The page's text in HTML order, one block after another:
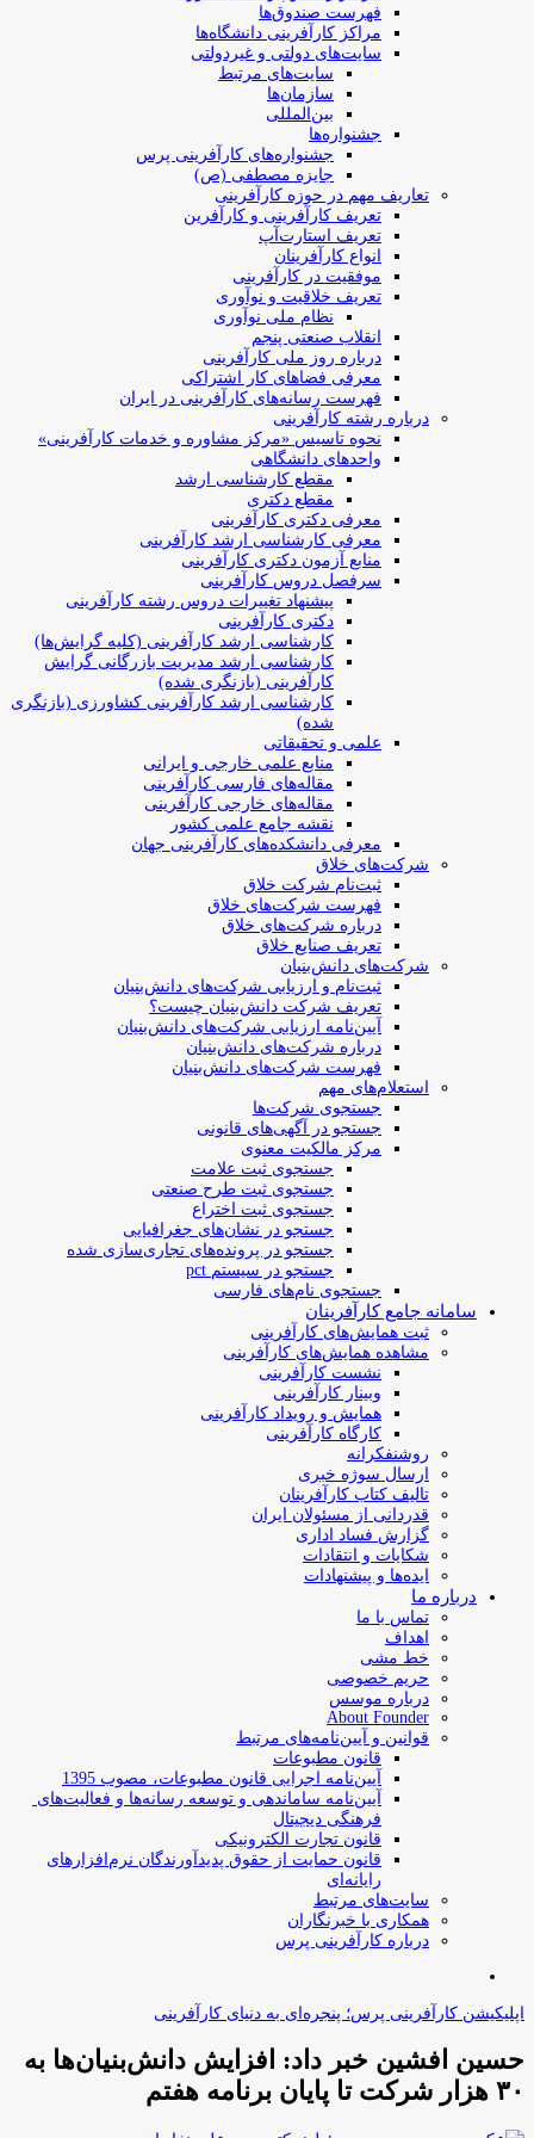
فهرست صندوق‌ها
مراکز کارآفرینی دانشگاه‌ها
سایت‌های دولتی و غیردولتی
سایت‌های مرتبط
سازمان‌ها
بین‌المللی
جشنواره‌ها
جشنواره‌های کارآفرینی‌ پرس
جایزه مصطفی (ص)
تعاریف مهم در حوزه کارآفرینی
تعریف کارآفرینی و کارآفرین
تعریف استارت‌آپ
انواع کارآفرینان
موفقیت در کارآفرینی
تعریف خلاقیت و نوآوری
نظام ملی نوآوری
انقلاب صنعتی پنجم
درباره روز ملی کارآفرینی
معرفی فضاهای کار اشتراکی
فهرست رسانه‌های کارآفرینی در ایران
درباره رشته کارآفرینی
نحوه تاسیس «مرکز مشاوره و خدمات کارآفرینی»
واحدهای دانشگاهی
مقطع کارشناسی ارشد
مقطع دکتری
معرفی دکتری کارآفرینی
معرفی کارشناسی ارشد کارآفرینی
منابع آزمون دکتری کارآفرینی
سرفصل دروس کارآفرینی
پیشنهاد تغییرات دروس رشته کارآفرینی
دکتری کارآفرینی
کارشناسی ارشد کارآفرینی (کلیه گرایش‌ها)
کارشناسی ارشد مدیریت بازرگانی گرایش
کارآفرینی (بازنگری شده)
کارشناسی ارشد کارآفرینی کشاورزی (بازنگری
شده)
علمی و تحقیقاتی
منابع علمی خارجی و ایرانی
مقاله‌های فارسی کارآفرینی
مقاله‌های خارجی کارآفرینی
نقشه جامع علمی کشور
معرفی دانشکده‌های کارآفرینی جهان
شرکت‌های خلاق
ثبت‌نام شرکت خلاق
فهرست شرکت‌های خلاق
درباره شرکت‌های خلاق
تعریف صنایع خلاق
شرکت‌های دانش‌بنیان
ثبت‌نام و ارزیابی شرکت‌های دانش‌بنیان
تعریف شرکت دانش‌بنیان چیست؟
آیین‌نامه ارزیابی شرکت‌های دانش‌بنیان
درباره شرکت‌های دانش‌بنیان
فهرست شرکت‌های دانش‌بنیان
استعلام‌های مهم
جستجوی شرکت‌ها
جستجو در آگهی‌های قانونی
مرکز مالکیت معنوی
جستجوی ثبت علامت
جستجوی ثبت طرح صنعتی
جستجوی ثبت اختراع
جستجو در نشان‌های جغرافیایی
جستجو در پرونده‌های تجاری‌سازی شده
جستجو در سیستم pct
جستجوی نام‌های فارسی
سامانه جامع کارآفرینان
ثبت همایش‌های کارآفرینی
مشاهده همایش‌های کارآفرینی
نشست کارآفرینی
وبینار کارآفرینی
همایش و رویداد کارآفرینی
کارگاه کارآفرینی
روشنفکرانه
ارسال سوژه‌ خبری
تالیف کتاب کارآفرینان
قدردانی از مسئولان ایران
گزارش فساد اداری
شکایات و انتقادات
ایده‌ها و پیشنهادات
درباره ما
تماس با ما
اهداف
خط مشی
حریم خصوصی
درباره موسس
About Founder
قوانین و آیین‌نامه‌های مرتبط
‌قانون مطبوعات
آیین‌نامه اجرایی قانون مطبوعات، مصوب 1395
آیین‌نامه سامان­دهی و توسعه رسانه­‌ها و فعالیت‌­های
فرهنگی دیجیتال
قانون تجارت الکترونیکی
قانون حمایت از حقوق پدیدآورندگان نرم‌افزارهای
رایانه‌ای
سایت‌های مرتبط
همکاری با خبرنگاران
درباره کارآفرینی پرس
اپلیکیشن کارآفرینی پرس؛ پنجره‌ای به دنیای کارآفرینی
حسین افشین خبر داد: افزایش دانش‌بنیان‌ها به
۳۰ هزار شرکت تا پایان برنامه هفتم